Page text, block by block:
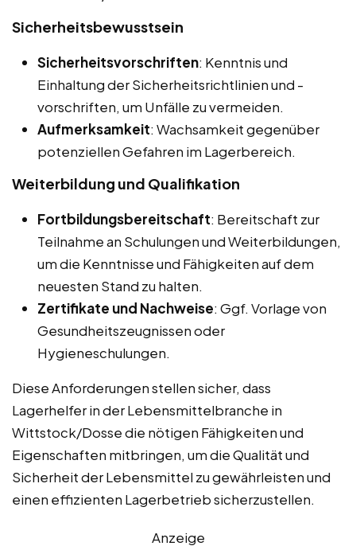
Sicherheitsbewusstsein
Sicherheitsvorschriften: Kenntnis und
Einhaltung der Sicherheitsrichtlinien und -
vorschriften, um Unfälle zu vermeiden.
Aufmerksamkeit: Wachsamkeit gegenüber
potenziellen Gefahren im Lagerbereich.
Weiterbildung und Qualifikation
Fortbildungsbereitschaft: Bereitschaft zur
Teilnahme an Schulungen und Weiterbildungen,
um die Kenntnisse und Fähigkeiten auf dem
neuesten Stand zu halten.
Zertifikate und Nachweise: Ggf. Vorlage von
Gesundheitszeugnissen oder
Hygieneschulungen.
Diese Anforderungen stellen sicher, dass
Lagerhelfer in der Lebensmittelbranche in
Wittstock/Dosse die nötigen Fähigkeiten und
Eigenschaften mitbringen, um die Qualität und
Sicherheit der Lebensmittel zu gewährleisten und
einen effizienten Lagerbetrieb sicherzustellen.
Anzeige